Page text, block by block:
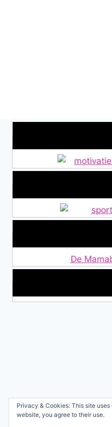
De
Wie ben ik?
Samenwerken
Privacy & Cookies: This site
website, you agree to their use.